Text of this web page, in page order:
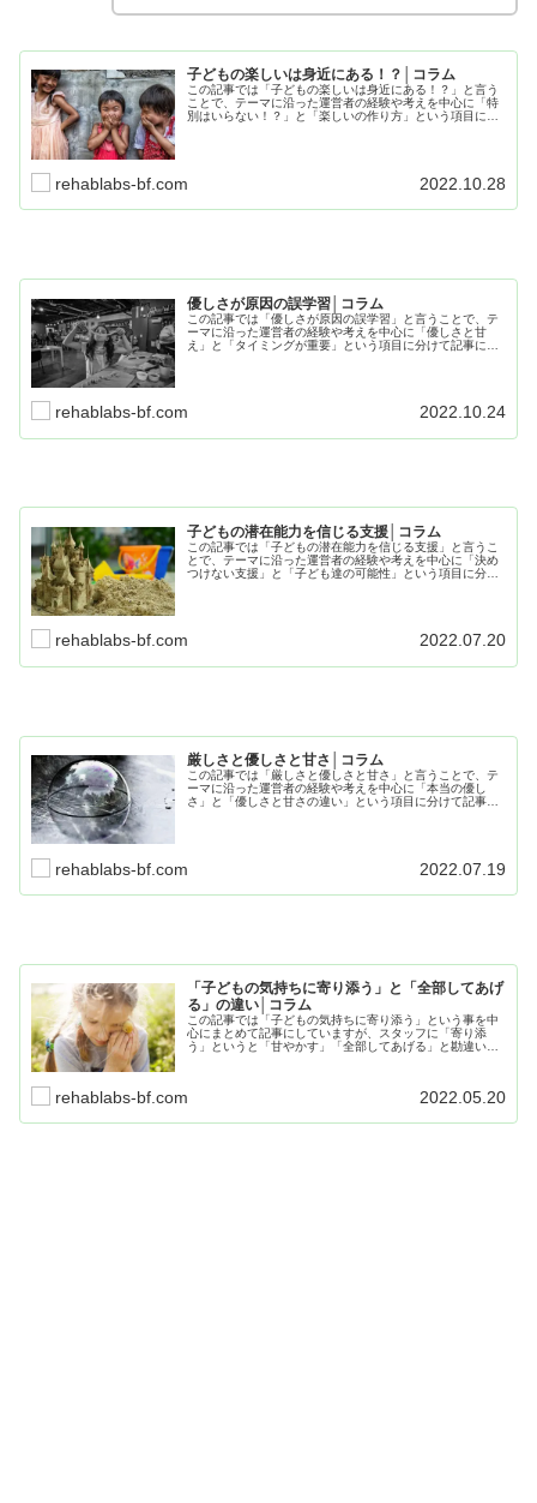
子どもの楽しいは身近にある！？│コラム
この記事では「子どもの楽しいは身近にある！？」と言う
ことで、テーマに沿った運営者の経験や考えを中心に「特
別はいらない！？」と「楽しいの作り方」という項目に分
rehablabs-bf.com 2022.10.28
優しさが原因の誤学習│コラム
この記事では「優しさが原因の誤学習」と言うことで、テ
ーマに沿った運営者の経験や考えを中心に「優しさと甘
え」と「タイミングが重要」という項目に分けて記事にま
rehablabs-bf.com 2022.10.24
子どもの潜在能力を信じる支援│コラム
この記事では「子どもの潜在能力を信じる支援」と言うこ
とで、テーマに沿った運営者の経験や考えを中心に「決め
つけない支援」と「子ども達の可能性」という項目に分け
rehablabs-bf.com 2022.07.20
厳しさと優しさと甘さ│コラム
この記事では「厳しさと優しさと甘さ」と言うことで、テ
ーマに沿った運営者の経験や考えを中心に「本当の優し
さ」と「優しさと甘さの違い」という項目に分けて記事に
rehablabs-bf.com 2022.07.19
「子どもの気持ちに寄り添う」と「全部してあげ
る」の違い│コラム
この記事では「子どもの気持ちに寄り添う」という事を中
心にまとめて記事にしていますが、スタッフに「寄り添
う」というと「甘やかす」「全部してあげる」と勘違いす
rehablabs-bf.com 2022.05.20